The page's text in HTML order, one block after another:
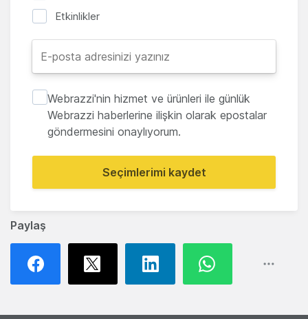
Paylaş
Etkinlikler
Webrazzi'nin hizmet ve ürünleri ile günlük
Webrazzi haberlerine ilişkin olarak epostalar
göndermesini onaylıyorum.
Seçimlerimi kaydet